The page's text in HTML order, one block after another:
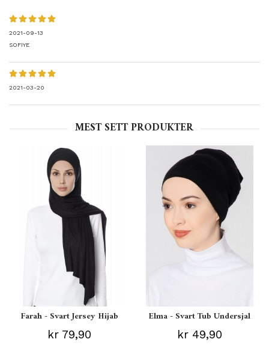
2021-09-13
SOFIYE
2021-03-20
MEST SETT PRODUKTER
Farah - Svart Jersey Hijab
kr 79,90
Elma - Svart Tub Undersjal
kr 49,90